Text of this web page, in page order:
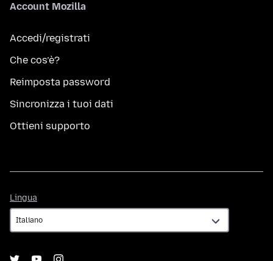
Account Mozilla
Accedi/registrati
Che cos’è?
Reimposta password
Sincronizza i tuoi dati
Ottieni supporto
Lingua